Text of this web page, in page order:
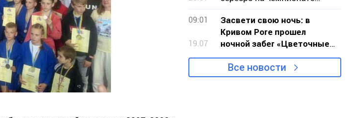
мира по бодибилдингу
09:01
19.07
Засвети свою ночь: в
Кривом Роге прошел
ночной забег «Цветочные
часы»
Все новости